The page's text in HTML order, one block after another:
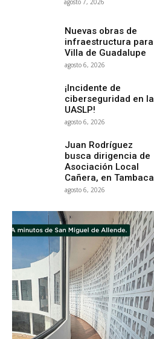
agosto 7, 2026
Nuevas obras de
infraestructura para
Villa de Guadalupe
agosto 6, 2026
¡Incidente de
ciberseguridad en la
UASLP!
agosto 6, 2026
Juan Rodríguez
busca dirigencia de
Asociación Local
Cañera, en Tambaca
agosto 6, 2026